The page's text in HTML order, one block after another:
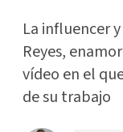
La influencer
Reyes,
vídeo en el
de su trabajo